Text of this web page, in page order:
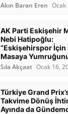
Akın Baran Eren Ocak
AK Parti Eskişehir
Nebi Hatipoğlu:
“Eskişehirspor İçin
Masaya
Sıla Akçaat Ocak 16,
Türkiye Grand
Takvime Dönüş
Ayında da